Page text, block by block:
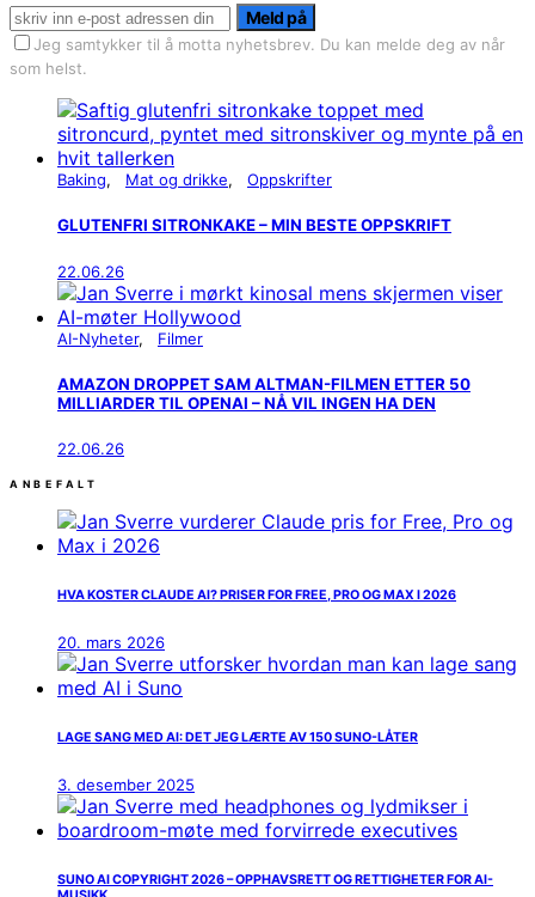
Meld på
Jeg samtykker til å motta nyhetsbrev. Du kan melde deg av når
som helst.
Baking Mat og drikke Oppskrifter
GLUTENFRI SITRONKAKE – MIN BESTE OPPSKRIFT
22.06.26
AI-Nyheter Filmer
AMAZON DROPPET SAM ALTMAN-FILMEN ETTER 50
MILLIARDER TIL OPENAI – NÅ VIL INGEN HA DEN
22.06.26
ANBEFALT
HVA KOSTER CLAUDE AI? PRISER FOR FREE, PRO OG MAX I 2026
20. mars 2026
LAGE SANG MED AI: DET JEG LÆRTE AV 150 SUNO-LÅTER
3. desember 2025
SUNO AI COPYRIGHT 2026 – OPPHAVSRETT OG RETTIGHETER FOR AI-